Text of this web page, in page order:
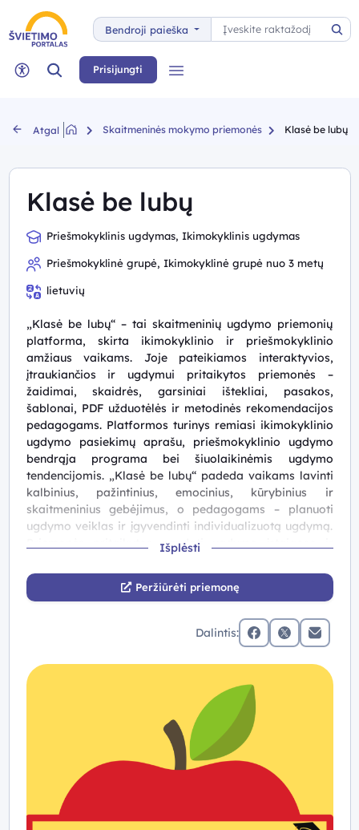
Bendroji paieška
Paieška
Neįgaliųjų rėžimas
Paieška Prisijungti
Atgal Skaitmeninės mokymo priemonės Klasė be lubų
Klasė be lubų
Priešmokyklinis ugdymas, Ikimokyklinis ugdymas
Priešmokyklinė grupė, Ikimokyklinė grupė nuo 3 metų
lietuvių
Išplėsti
„Klasė be lubų“ – tai skaitmeninių ugdymo priemonių
platforma, skirta ikimokyklinio ir priešmokyklinio
amžiaus vaikams. Joje pateikiamos interaktyvios,
įtraukiančios ir ugdymui pritaikytos priemonės –
žaidimai, skaidrės, garsiniai ištekliai, pasakos,
šablonai, PDF užduotėlės ir metodinės rekomendacijos
pedagogams. Platformos turinys remiasi ikimokyklinio
ugdymo pasiekimų aprašu, priešmokyklinio ugdymo
bendrąja programa bei šiuolaikinėmis ugdymo
tendencijomis. „Klasė be lubų“ padeda vaikams lavinti
kalbinius, pažintinius, emocinius, kūrybinius ir
skaitmeninius gebėjimus, o pedagogams – planuoti
ugdymo veiklas ir įgyvendinti individualizuotą ugdymą.
Priemonės pritaikytos naudoti ugdymo įstaigose ir
planšetę, telefoną ar interaktyvią lentą.
Platforma nuolat atnaujinama ir papildoma, todėl
pedagogai visuomet turi prieigą prie šiuolaikiškų
Peržiūrėti priemonę
Dalintis:
facebookx (twitter)